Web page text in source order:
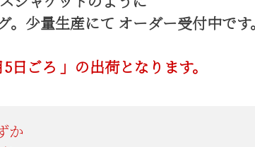
少量生産にて オーダー受付中です。
ごろ 」の出荷となります。
か